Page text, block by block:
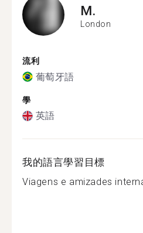
M.
London
流利
葡萄牙語
學
英語
我的語言學習目標
Viagens e amizades